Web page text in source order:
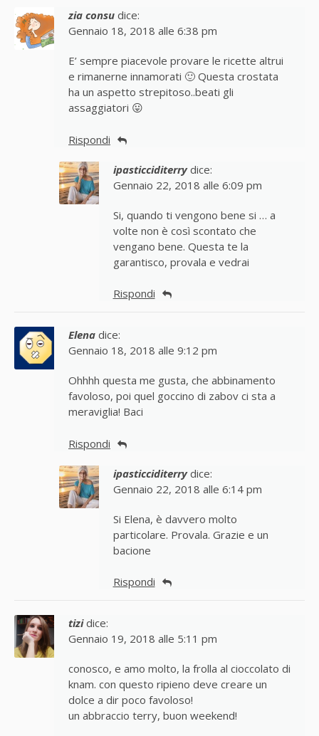
zia consu dice:
Gennaio 18, 2018 alle 6:38 pm
E’ sempre piacevole provare le ricette altrui
e rimanerne innamorati 🙂 Questa crostata
ha un aspetto strepitoso..beati gli
assaggiatori 😛
Rispondi
ipasticciditerry dice:
Gennaio 22, 2018 alle 6:09 pm
Si, quando ti vengono bene si … a
volte non è così scontato che
vengano bene. Questa te la
garantisco, provala e vedrai
Rispondi
Elena dice:
Gennaio 18, 2018 alle 9:12 pm
Ohhhh questa me gusta, che abbinamento
favoloso, poi quel goccino di zabov ci sta a
meraviglia! Baci
Rispondi
ipasticciditerry dice:
Gennaio 22, 2018 alle 6:14 pm
Si Elena, è davvero molto
particolare. Provala. Grazie e un
bacione
Rispondi
tizi dice:
Gennaio 19, 2018 alle 5:11 pm
conosco, e amo molto, la frolla al cioccolato di
knam. con questo ripieno deve creare un
dolce a dir poco favoloso!
un abbraccio terry, buon weekend!